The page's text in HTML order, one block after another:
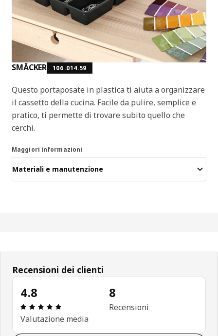
SMÄCKER 106.014.59
Questo portaposate in plastica ti aiuta a organizzare
il cassetto della cucina. Facile da pulire, semplice e
pratico, ti permette di trovare subito quello che
cerchi.
Maggiori informazioni
Materiali e manutenzione
Recensioni dei clienti
4.8
Recensione: 4.8 di 5 stelle. Recensioni totali: 8
Valutazione media
8
Recensioni